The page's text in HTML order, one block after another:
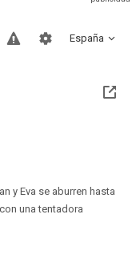
España
y Eva se aburren hasta
una tentadora